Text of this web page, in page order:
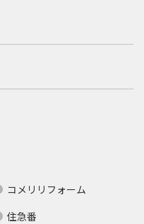
コメリリフォーム
住急番